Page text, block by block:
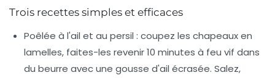
Trois recettes simples et efficaces
Poêlée à l'ail et au persil : coupez les chapeaux en
lamelles, faites-les revenir 10 minutes à feu vif dans
du beurre avec une gousse d'ail écrasée. Salez,